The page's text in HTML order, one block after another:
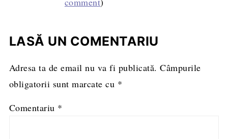
LASĂ UN COMENTARIU
Adresa ta de email nu va fi publicată. Câmpurile
obligatorii sunt marcate cu *
Comentariu *